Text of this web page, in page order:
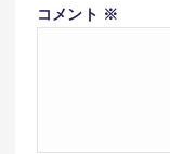
コメント ※